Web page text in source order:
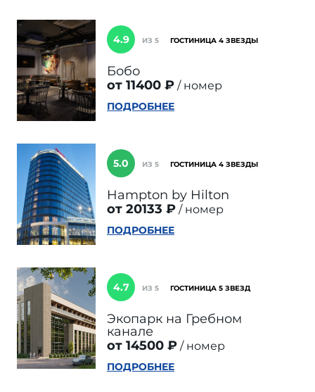
4.9 ИЗ 5 ГОСТИНИЦА 4 ЗВЕЗДЫ
Бобо
от 11400 ₽
номер
ПОДРОБНЕЕ
5.0 ИЗ 5 ГОСТИНИЦА 4 ЗВЕЗДЫ
Hampton by Hilton
от 20133 ₽
номер
ПОДРОБНЕЕ
4.7 ИЗ 5 ГОСТИНИЦА 5 ЗВЕЗД
Экопарк на Гребном
канале
от 14500 ₽
номер
ПОДРОБНЕЕ